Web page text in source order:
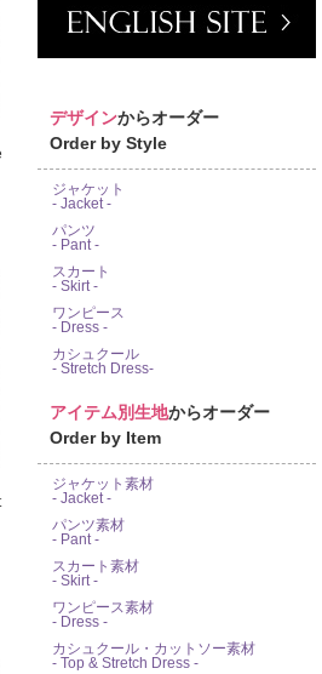
デザインからオーダー
Order by Style
ジャケット
- Jacket -
パンツ
- Pant -
スカート
- Skirt -
ワンピース
- Dress -
カシュクール
- Stretch Dress-
アイテム別生地からオーダー
Order by Item
ジャケット素材
- Jacket -
パンツ素材
- Pant -
スカート素材
- Skirt -
ワンピース素材
- Dress -
カシュクール・カットソー素材
- Top & Stretch Dress -